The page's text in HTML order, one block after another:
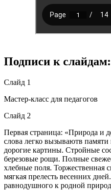
Подписи к слайдам:
Слайд 1
Мастер-класс для педагогов
Слайд 2
Первая страница: «Природа и
слова легко вызываютв
дорогие картины. Стройные
березовые рощи. Полные
хлебные поля. Торжественная
мягкая прелесть весенних
равнодушного к родной